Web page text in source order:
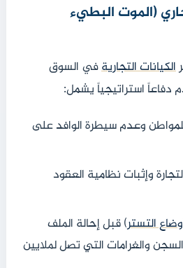
(الموت البطيء
الكيانات التجاريةفي السوق
دفاعاً استراتيجياً يشمل:
للمواطن وعدم سيطرة الوافد على
وإثبات نظامية العقود
التستر) قبل إحالة الملف
والغرامات التي تصل لملايين